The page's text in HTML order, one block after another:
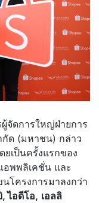
จัดการใหญ่ฝ่ายการ
กัด (มหาชน) กล่าว
ยเป็นครั้งแรกของ
อพพลิเคชั่น และ
โครงการมาลงกว่า
ไอดีโอ, เอลลิ